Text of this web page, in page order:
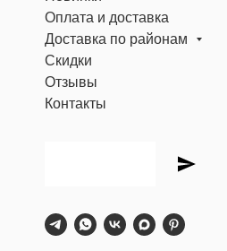
Оплата и доставка
Доставка по районам
Скидки
Отзывы
Контакты